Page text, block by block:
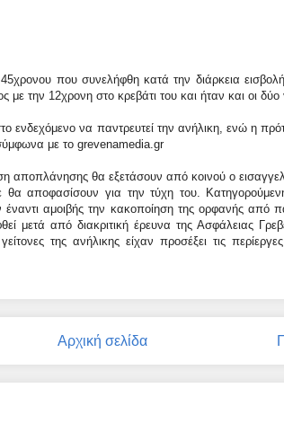
που συνελήφθη κατά την διάρκεια
την 12χρονη στο κρεβάτι του και ήταν και οι δύο
ενδεχόμενο να παντρευτεί την ανήλικη, ενώ η
με το grevenamedia.gr
αποπλάνησης θα εξετάσουν από κοινού ο
αποφασίσουν για την τύχη του.
έναντι αμοιβής την κακοποίηση της ορφανής από
μετά από διακριτική έρευνα της Ασφάλειας
της ανήλικης είχαν προσέξει τις
Αρχική σελίδα